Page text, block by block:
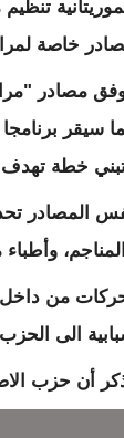
خاصة
مصادر
سيقر
خطة تهدف
المصادر
من داخل
الى
أن حزب